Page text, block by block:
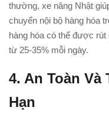
thường, xe nâng Nhật
chuyển nội bộ hàng hóa
hàng hóa có thể được rút
từ 25-35% mỗi ngày.
4. An Toàn Và
Hạn